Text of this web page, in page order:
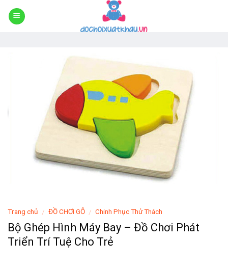
Skip
Trang chủ / ĐỒ CHƠI GỖ / Chinh Phục Thử Thách
Bộ Ghép Hình Máy Bay – Đồ Chơi Phát
Triển Trí Tuệ Cho Trẻ